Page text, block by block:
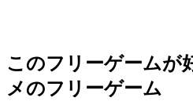
このフリーゲームが
メのフリーゲーム